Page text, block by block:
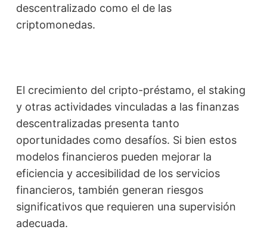
descentralizado como el de las
criptomonedas.
El crecimiento del cripto-préstamo, el staking
y otras actividades vinculadas a las finanzas
descentralizadas presenta tanto
oportunidades como desafíos. Si bien estos
modelos financieros pueden mejorar la
eficiencia y accesibilidad de los servicios
financieros, también generan riesgos
significativos que requieren una supervisión
adecuada.